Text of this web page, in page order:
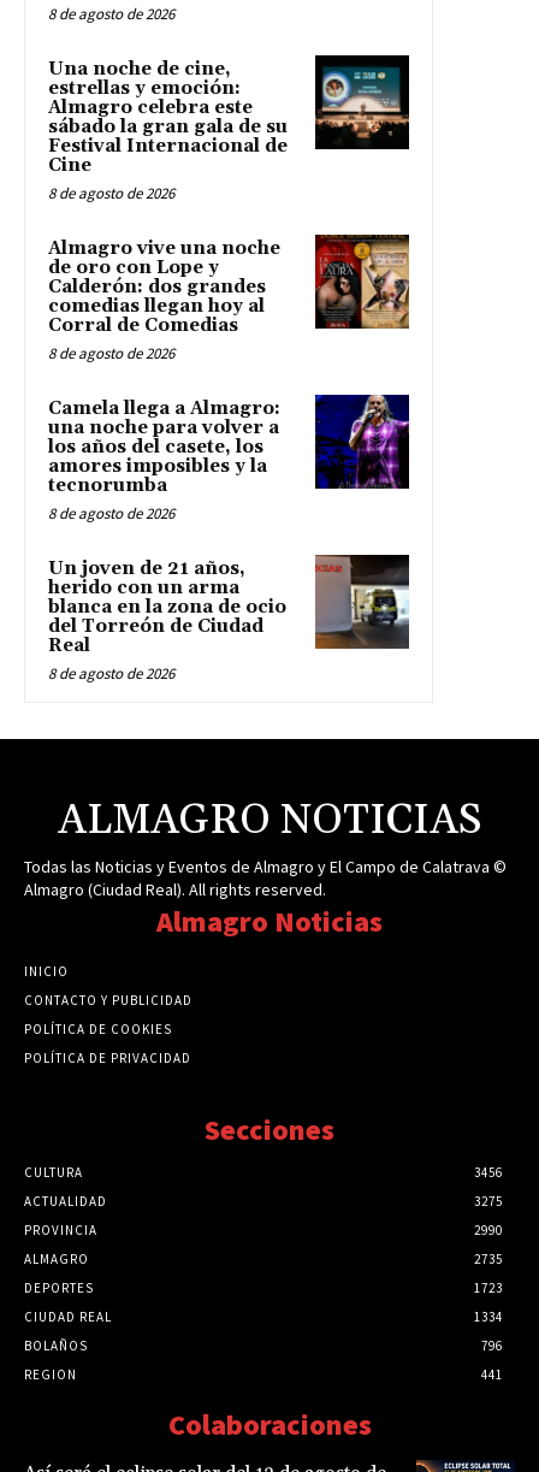
8 de agosto de 2026
Una noche de cine,
estrellas y emoción:
Almagro celebra este
sábado la gran gala de su
Festival Internacional de
Cine
8 de agosto de 2026
Almagro vive una noche
de oro con Lope y
Calderón: dos grandes
comedias llegan hoy al
Corral de Comedias
8 de agosto de 2026
Camela llega a Almagro:
una noche para volver a
los años del casete, los
amores imposibles y la
tecnorumba
8 de agosto de 2026
Un joven de 21 años,
herido con un arma
blanca en la zona de ocio
del Torreón de Ciudad
Real
8 de agosto de 2026
ALMAGRO NOTICIAS
Todas las Noticias y Eventos de Almagro y El Campo de Calatrava ©
Almagro (Ciudad Real). All rights reserved.
Almagro Noticias
INICIO
CONTACTO Y PUBLICIDAD
POLÍTICA DE COOKIES
POLÍTICA DE PRIVACIDAD
Secciones
CULTURA
3456
ACTUALIDAD
3275
PROVINCIA
2990
ALMAGRO
2735
DEPORTES
1723
CIUDAD REAL
1334
BOLAÑOS
796
REGION
441
Colaboraciones